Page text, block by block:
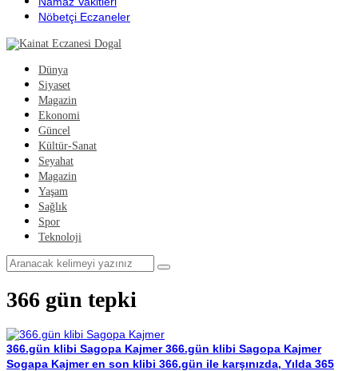
Nöbetçi Eczaneler
Dünya
Siyaset
Magazin
Ekonomi
Güncel
Kültür-Sanat
Seyahat
Magazin
Yaşam
Sağlık
Spor
Teknoloji
366 gün tepki
366.gün klibi Sagopa Kajmer 366.gün klibi Sagopa Kajmer
Sogapa Kajmer en son klibi 366.gün ile karşınızda, Yılda 365